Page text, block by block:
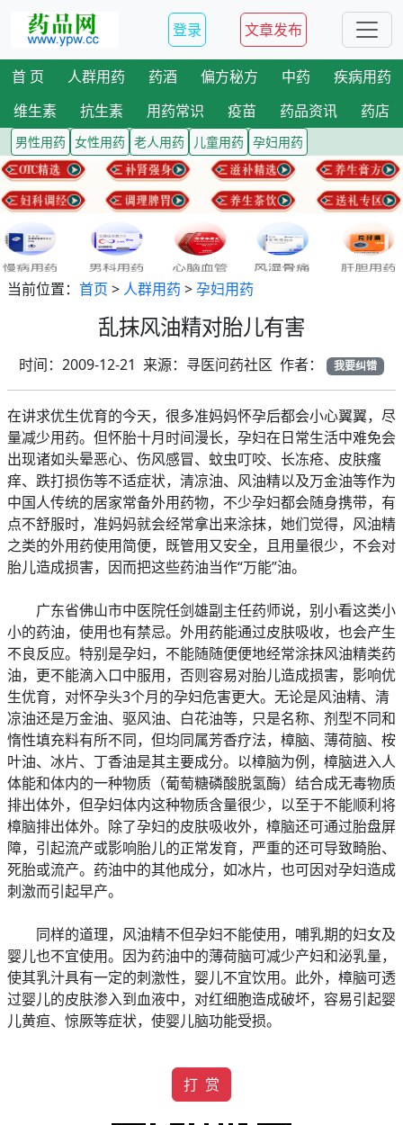
登录 文章发布
首 页 人群用药 药酒 偏方秘方 中药
疾病用药
维生素
抗生素 用药常识 疫苗 药品资讯 药店
男性用药 女性用药 老人用药 儿童用药 孕妇用药
当前位置： 首页 > 人群用药 >孕妇用药
乱抹风油精对胎儿有害
时间：2009-12-21 来源：寻医问药社区 作者： 我要纠错
在讲求优生优育的今天，很多准妈妈怀孕后都会小心翼翼，尽
量减少用药。但怀胎十月时间漫长，孕妇在日常生活中难免会
出现诸如头晕恶心、伤风感冒、蚊虫叮咬、长冻疮、皮肤瘙
痒、跌打损伤等不适症状，清凉油、风油精以及万金油等作为
中国人传统的居家常备外用药物，不少孕妇都会随身携带，有
点不舒服时，准妈妈就会经常拿出来涂抹，她们觉得，风油精
之类的外用药使用简便，既管用又安全，且用量很少，不会对
胎儿造成损害，因而把这些药油当作“万能”油。
广东省佛山市中医院任剑雄副主任药师说，别小看这类小
小的药油，使用也有禁忌。外用药能通过皮肤吸收，也会产生
不良反应。特别是孕妇，不能随随便便地经常涂抹风油精类药
油，更不能滴入口中服用，否则容易对胎儿造成损害，影响优
生优育，对怀孕头3个月的孕妇危害更大。无论是风油精、清
凉油还是万金油、驱风油、白花油等，只是名称、剂型不同和
惰性填充料有所不同，但均同属芳香疗法，樟脑、薄荷脑、桉
叶油、冰片、丁香油是其主要成分。以樟脑为例，樟脑进入人
体能和体内的一种物质（葡萄糖磷酸脱氢酶）结合成无毒物质
排出体外，但孕妇体内这种物质含量很少，以至于不能顺利将
樟脑排出体外。除了孕妇的皮肤吸收外，樟脑还可通过胎盘屏
障，引起流产或影响胎儿的正常发育，严重的还可导致畸胎、
死胎或流产。药油中的其他成分，如冰片，也可因对孕妇造成
刺激而引起早产。
同样的道理，风油精不但孕妇不能使用，哺乳期的妇女及
婴儿也不宜使用。因为药油中的薄荷脑可减少产妇和泌乳量，
使其乳汁具有一定的刺激性，婴儿不宜饮用。此外，樟脑可透
过婴儿的皮肤渗入到血液中，对红细胞造成破坏，容易引起婴
儿黄疸、惊厥等症状，使婴儿脑功能受损。
打 赏